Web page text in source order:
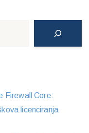
Firewall Core:
licenciranja